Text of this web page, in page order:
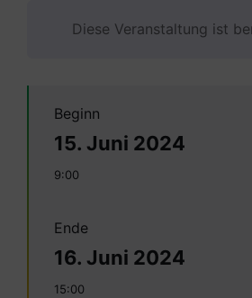
Diese Veranstaltung ist
Beginn
15. Juni 2024
9:00
Ende
16. Juni 2024
15:00